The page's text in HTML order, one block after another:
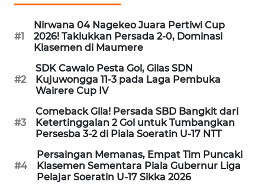
#1
Nirwana 04 Nagekeo Juara Pertiwi Cup
2026! Taklukkan Persada 2-0, Dominasi
Klasemen di Maumere
#2
SDK Cawalo Pesta Gol, Gilas SDN
Kujuwongga 11-3 pada Laga Pembuka
Wairere Cup IV
#3
Comeback Gila! Persada SBD Bangkit dari
Ketertinggalan 2 Gol untuk Tumbangkan
Persesba 3-2 di Piala Soeratin U-17 NTT
#4
Persaingan Memanas, Empat Tim Puncaki
Klasemen Sementara Piala Gubernur Liga
Pelajar Soeratin U-17 Sikka 2026
NEWS
SIBARAGAS
NEWS
METRO
SIANTAR
NEWS
METRO
MEDAN
NEWS